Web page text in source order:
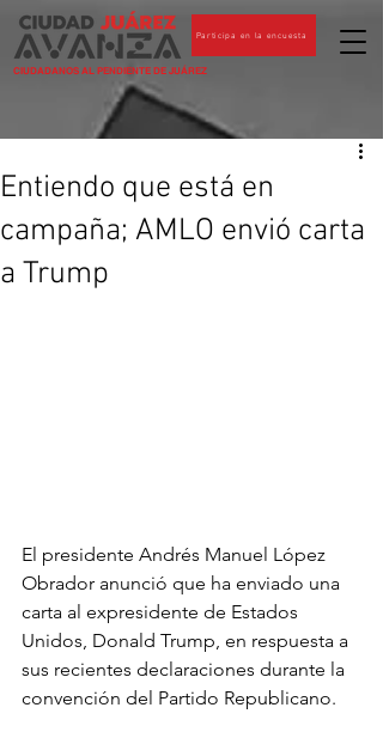
CIUDADANOS AL PENDIENTE DE JUÁREZ
Participa en la encuesta
Entiendo que está en
campaña; AMLO envió carta
a Trump
El presidente Andrés Manuel López
Obrador anunció que ha enviado una
carta al expresidente de Estados
Unidos, Donald Trump, en respuesta a
sus recientes declaraciones durante la
convención del Partido Republicano.